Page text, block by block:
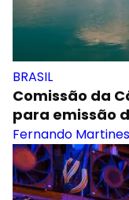
BRASIL
Comissão da
para emissão
Fernando Martines